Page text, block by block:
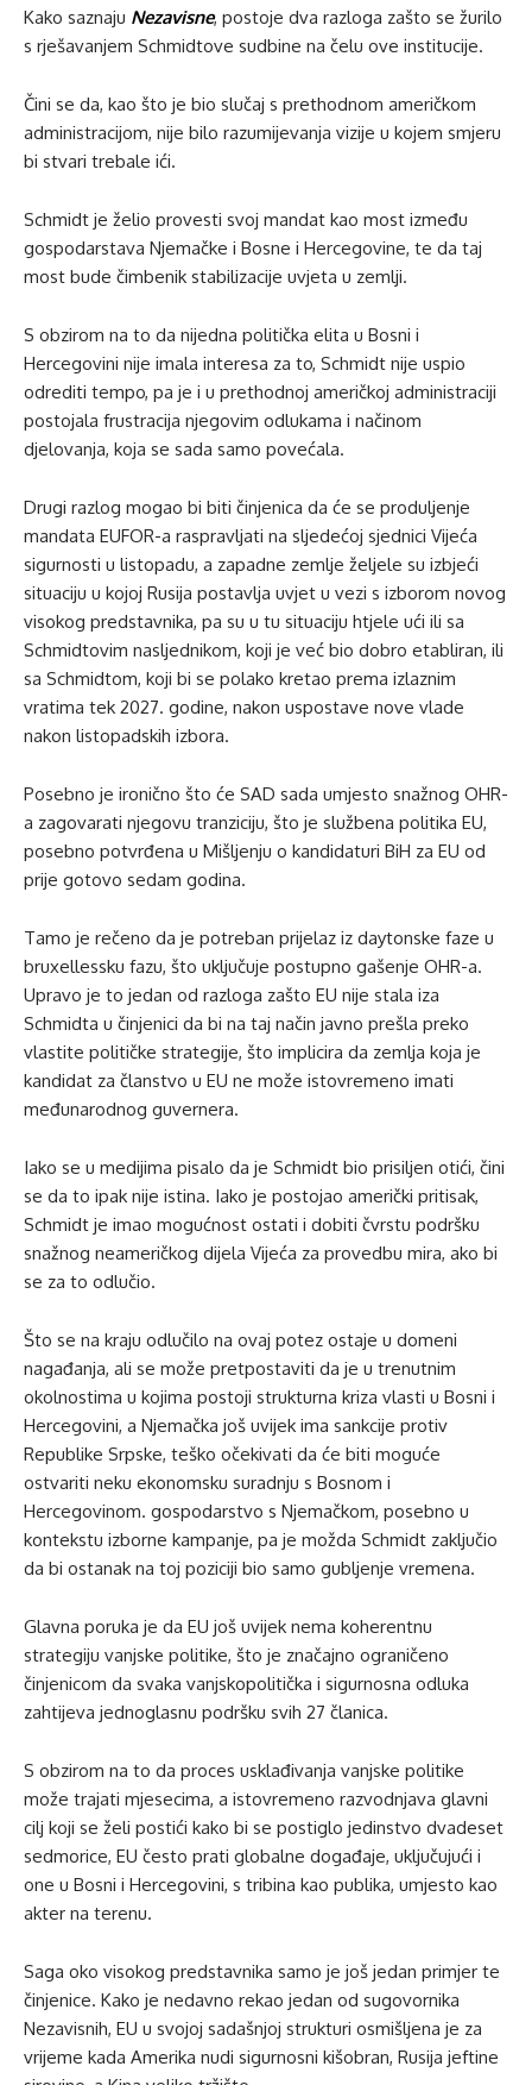
Kako saznaju Nezavisne, postoje dva razloga zašto se žurilo
s rješavanjem Schmidtove sudbine na čelu ove institucije.
Čini se da, kao što je bio slučaj s prethodnom američkom
administracijom, nije bilo razumijevanja vizije u kojem smjeru
bi stvari trebale ići.
Schmidt je želio provesti svoj mandat kao most između
gospodarstava Njemačke i Bosne i Hercegovine, te da taj
most bude čimbenik stabilizacije uvjeta u zemlji.
S obzirom na to da nijedna politička elita u Bosni i
Hercegovini nije imala interesa za to, Schmidt nije uspio
odrediti tempo, pa je i u prethodnoj američkoj administraciji
postojala frustracija njegovim odlukama i načinom
djelovanja, koja se sada samo povećala.
Drugi razlog mogao bi biti činjenica da će se produljenje
mandata EUFOR-a raspravljati na sljedećoj sjednici Vijeća
sigurnosti u listopadu, a zapadne zemlje željele su izbjeći
situaciju u kojoj Rusija postavlja uvjet u vezi s izborom novog
visokog predstavnika, pa su u tu situaciju htjele ući ili sa
Schmidtovim nasljednikom, koji je već bio dobro etabliran, ili
sa Schmidtom, koji bi se polako kretao prema izlaznim
vratima tek 2027. godine, nakon uspostave nove vlade
nakon listopadskih izbora.
Posebno je ironično što će SAD sada umjesto snažnog OHR-
a zagovarati njegovu tranziciju, što je službena politika EU,
posebno potvrđena u Mišljenju o kandidaturi BiH za EU od
prije gotovo sedam godina.
Tamo je rečeno da je potreban prijelaz iz daytonske faze u
bruxellessku fazu, što uključuje postupno gašenje OHR-a.
Upravo je to jedan od razloga zašto EU nije stala iza
Schmidta u činjenici da bi na taj način javno prešla preko
vlastite političke strategije, što implicira da zemlja koja je
kandidat za članstvo u EU ne može istovremeno imati
međunarodnog guvernera.
Iako se u medijima pisalo da je Schmidt bio prisiljen otići, čini
se da to ipak nije istina. Iako je postojao američki pritisak,
Schmidt je imao mogućnost ostati i dobiti čvrstu podršku
snažnog neameričkog dijela Vijeća za provedbu mira, ako bi
se za to odlučio.
Što se na kraju odlučilo na ovaj potez ostaje u domeni
nagađanja, ali se može pretpostaviti da je u trenutnim
okolnostima u kojima postoji strukturna kriza vlasti u Bosni i
Hercegovini, a Njemačka još uvijek ima sankcije protiv
Republike Srpske, teško očekivati ​​da će biti moguće
ostvariti neku ekonomsku suradnju s Bosnom i
Hercegovinom. gospodarstvo s Njemačkom, posebno u
kontekstu izborne kampanje, pa je možda Schmidt zaključio
da bi ostanak na toj poziciji bio samo gubljenje vremena.
Glavna poruka je da EU još uvijek nema koherentnu
strategiju vanjske politike, što je značajno ograničeno
činjenicom da svaka vanjskopolitička i sigurnosna odluka
zahtijeva jednoglasnu podršku svih 27 članica.
S obzirom na to da proces usklađivanja vanjske politike
može trajati mjesecima, a istovremeno razvodnjava glavni
cilj koji se želi postići kako bi se postiglo jedinstvo dvadeset
sedmorice, EU često prati globalne događaje, uključujući i
one u Bosni i Hercegovini, s tribina kao publika, umjesto kao
akter na terenu.
Saga oko visokog predstavnika samo je još jedan primjer te
činjenice. Kako je nedavno rekao jedan od sugovornika
Nezavisnih, EU u svojoj sadašnjoj strukturi osmišljena je za
vrijeme kada Amerika nudi sigurnosni kišobran, Rusija jeftine